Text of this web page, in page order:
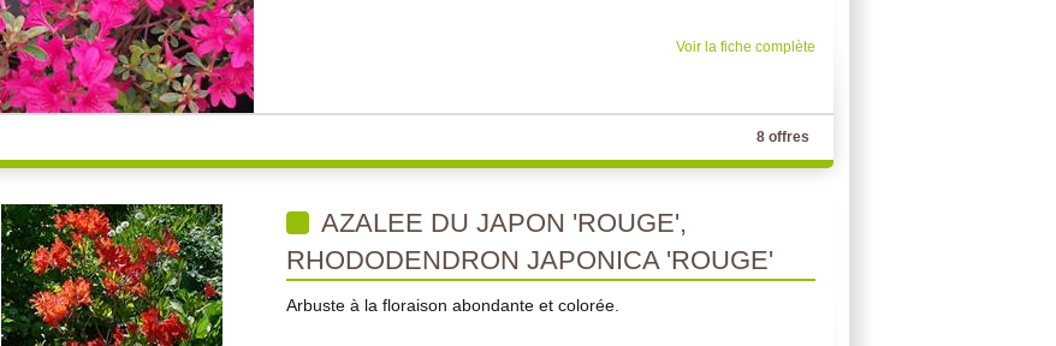
Voir la fiche complète
8 offres
AZALEE DU JAPON 'ROUGE',
RHODODENDRON JAPONICA 'ROUGE'
Arbuste à la floraison abondante et colorée.